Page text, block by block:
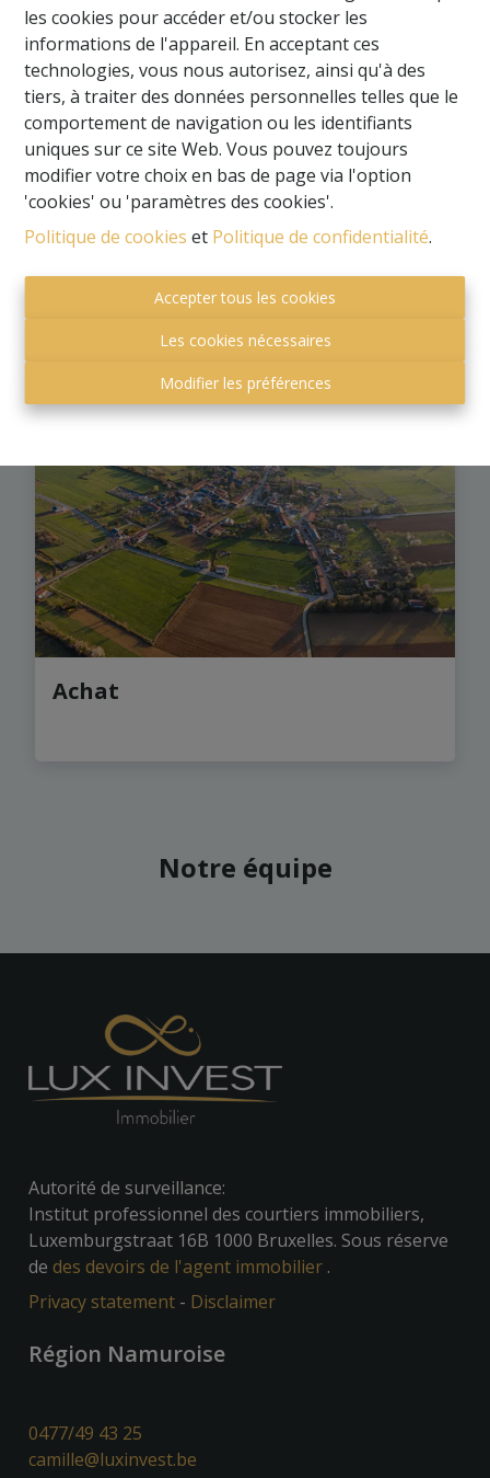
les cookies pour accéder et/ou stocker les
informations de l'appareil. En acceptant ces
technologies, vous nous autorisez, ainsi qu'à des
tiers, à traiter des données personnelles telles que le
comportement de navigation ou les identifiants
uniques sur ce site Web. Vous pouvez toujours
modifier votre choix en bas de page via l'option
'cookies' ou 'paramètres des cookies'.
Politique de cookies et Politique de confidentialité.
Accepter tous les cookies
Les cookies nécessaires
Modifier les préférences
Viager
Achat
Notre équipe
Autorité de surveillance:
Institut professionnel des courtiers immobiliers,
Luxemburgstraat 16B 1000 Bruxelles. Sous réserve
de des devoirs de l'agent immobilier .
Privacy statement - Disclaimer
Région Namuroise
0477/49 43 25
camille@luxinvest.be